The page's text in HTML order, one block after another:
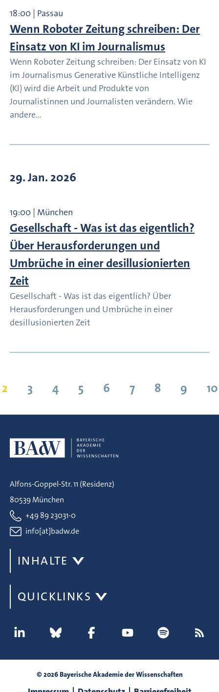
18:00 | Passau
Wenn Roboter Zeitung schreiben: Der
Einsatz von KI im Journalismus
Wenn Roboter Zeitung schreiben: Der Einsatz von KI
im Journalismus Generative Künstliche Intelligenz
(KI) wird die Arbeit und Produkte von
Journalistinnen und Journalisten verändern. Wie
andere…
29. Jan. 2026
19:00 | München
Gesellschaft - Was ist das eigentlich?
Über Herausforderungen und
Umbrüche in einer desillusionierten
Zeit
Gesellschaft - Was ist das eigentlich? Über
Herausforderungen und Umbrüche in einer
desillusionierten Zeit
Suchergebnisse 11 bis 20 von 959
2 3 4 5 6 7 8 9 10
Alfons-Goppel-Str. 11 (Residenz)
80539 München
+49 89 23031-0
info[at]badw.de
INHALTE
QUICKLINKS
© 2026 Bayerische Akademie der Wissenschaften